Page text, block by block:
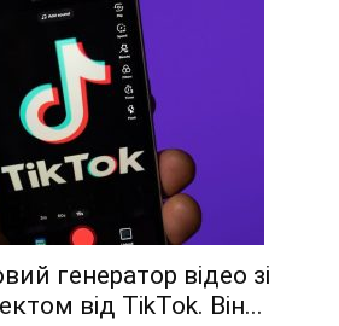
генератор відео зі
від TikTok. Він...